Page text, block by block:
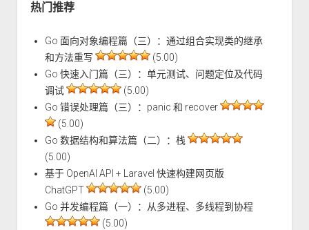
热门推荐
Go 面向对象编程篇（三）：通过组合实现类的继承
和方法重写
(5.00)
Go 快速入门篇（三）：单元测试、问题定位及代码
调试
(5.00)
Go 错误处理篇（三）：panic 和 recover
(5.00)
Go 数据结构和算法篇（二）：栈
(5.00)
基于 OpenAI API + Laravel 快速构建网页版
ChatGPT
(5.00)
Go 并发编程篇（一）：从多进程、多线程到协程
(5.00)